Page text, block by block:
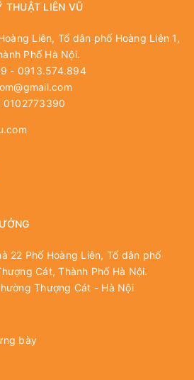
THUẬT LIÊN VŨ
Liên, Tổ dân phố Hoàng Liên 1,
Phố Hà Nội.
- 0913.574.894
0102773390
22 Phố Hoàng Liên, Tổ dân phố
Cát, Thành Phố Hà Nội.
Thượng Cát - Hà Nội
bày